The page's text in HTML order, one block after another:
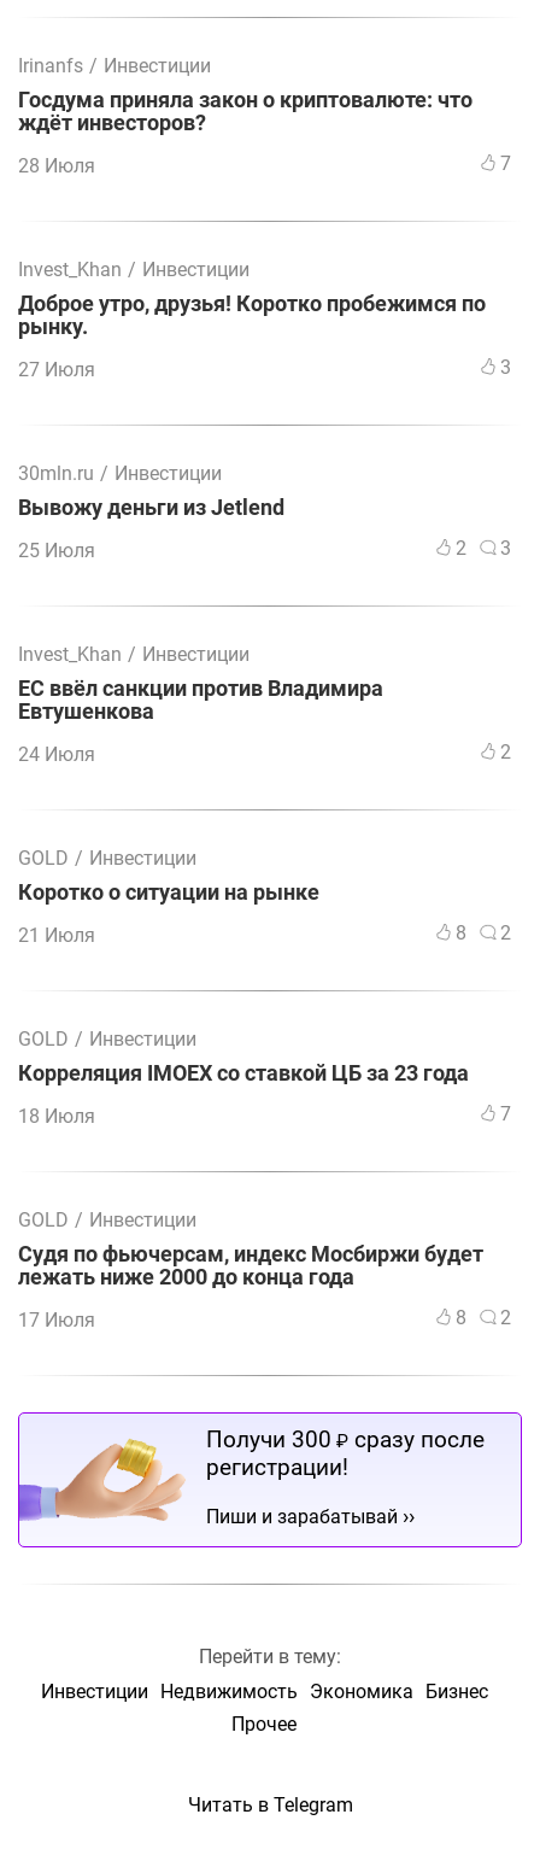
Irinanfs / Инвестиции
Госдума приняла закон о криптовалюте: что
ждёт инвесторов?
28 Июля 7
Invest_Khan / Инвестиции
Доброе утро, друзья! Коротко пробежимся по
рынку.
27 Июля 3
30mln.ru / Инвестиции
Вывожу деньги из Jetlend
25 Июля 2 3
Invest_Khan / Инвестиции
ЕС ввёл санкции против Владимира
Евтушенкова
24 Июля 2
GOLD / Инвестиции
Коротко о ситуации на рынке
21 Июля 8 2
GOLD / Инвестиции
Корреляция IMOEX со ставкой ЦБ за 23 года
18 Июля 7
GOLD / Инвестиции
Судя по фьючерсам, индекс Мосбиржи будет
лежать ниже 2000 до конца года
17 Июля 8 2
Получи 300 ₽ сразу после
регистрации!
Пиши и зарабатывай ››
Перейти в тему:
Инвестиции
Недвижимость Экономика
Бизнес
Прочее
Читать в Telegram